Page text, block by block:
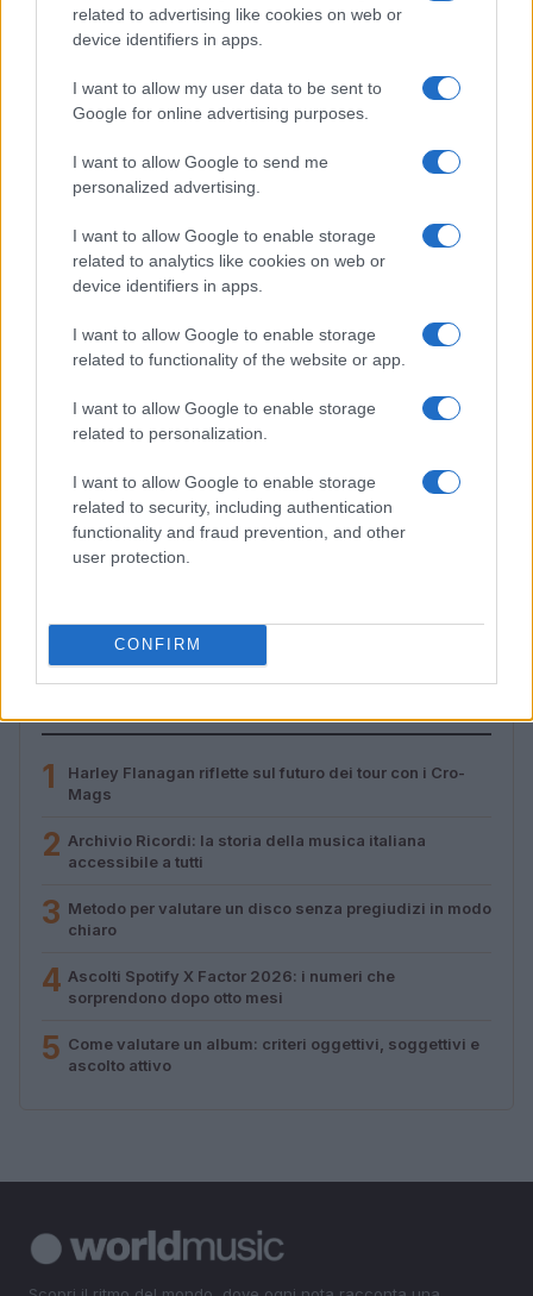
related to advertising like cookies on web or
device identifiers in apps.
I want to allow my user data to be sent to
Google for online advertising purposes.
I want to allow Google to send me
personalized advertising.
I want to allow Google to enable storage
related to analytics like cookies on web or
device identifiers in apps.
I want to allow Google to enable storage
related to functionality of the website or app.
I want to allow Google to enable storage
related to personalization.
I want to allow Google to enable storage
related to security, including authentication
functionality and fraud prevention, and other
user protection.
CONFIRM
accessibile a tutti
Letizia Fontana · 5 Ago 2026
RECENSIONI
Metodo per valutare un disco senza pregiudizi in
PIÙ LETTI
1
Harley Flanagan riflette sul futuro dei tour con i Cro-
Mags
2 Archivio Ricordi: la storia della musica italiana
accessibile a tutti
3 Metodo per valutare un disco senza pregiudizi in modo
chiaro
4 Ascolti Spotify X Factor 2026: i numeri che
sorprendono dopo otto mesi
5 Come valutare un album: criteri oggettivi, soggettivi e
ascolto attivo